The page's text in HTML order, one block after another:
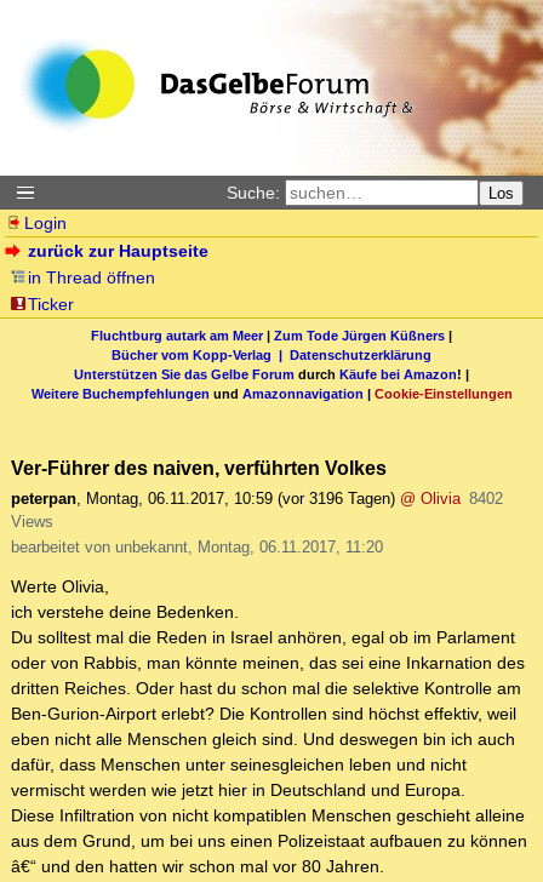
Suche: Los
Login
zurück zur Hauptseite
in Thread öffnen
Ticker
Fluchtburg autark am Meer| Zum Tode Jürgen Küßners |
Bücher vom Kopp-Verlag | Datenschutzerklärung
Unterstützen Sie das Gelbe Forum durch Käufe bei Amazon! |
Weitere Buchempfehlungen und Amazonnavigation | Cookie-Einstellungen
Ver-Führer des naiven, verführten Volkes
peterpan, Montag, 06.11.2017, 10:59 (vor 3196 Tagen) @ Olivia 8402
Views
bearbeitet von unbekannt, Montag, 06.11.2017, 11:20
Werte Olivia,
ich verstehe deine Bedenken.
Du solltest mal die Reden in Israel anhören, egal ob im Parlament
oder von Rabbis, man könnte meinen, das sei eine Inkarnation des
dritten Reiches. Oder hast du schon mal die selektive Kontrolle am
Ben-Gurion-Airport erlebt? Die Kontrollen sind höchst effektiv, weil
eben nicht alle Menschen gleich sind. Und deswegen bin ich auch
dafür, dass Menschen unter seinesgleichen leben und nicht
vermischt werden wie jetzt hier in Deutschland und Europa.
Diese Infiltration von nicht kompatiblen Menschen geschieht alleine
aus dem Grund, um bei uns einen Polizeistaat aufbauen zu können
â€“ und den hatten wir schon mal vor 80 Jahren.